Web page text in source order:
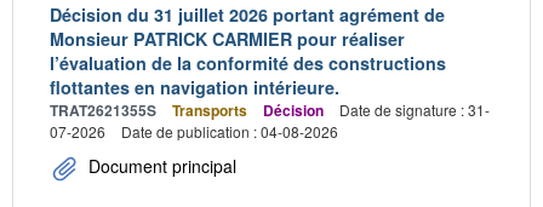
Décision du 31 juillet 2026 portant agrément de
Monsieur PATRICK CARMIER pour réaliser
l’évaluation de la conformité des constructions
flottantes en navigation intérieure.
TRAT2621355S Transports Décision
Date de signature : 31-
07-2026
Date de publication : 04-08-2026
Document principal